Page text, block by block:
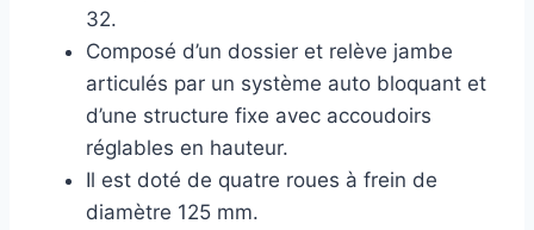
32.
Composé d’un dossier et relève jambe
articulés par un système auto bloquant et
d’une structure fixe avec accoudoirs
réglables en hauteur.
Il est doté de quatre roues à frein de
diamètre 125 mm.